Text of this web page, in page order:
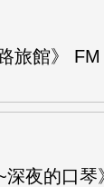
旅館》 FM
深夜的口